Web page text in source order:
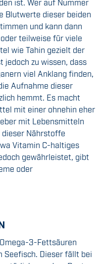
ist. Wer auf Nummer
Blutwerte dieser beiden
und kann dann
teilweise für viele
wie Tahin gezielt der
jedoch zu wissen, dass
viel Anklang finden,
Aufnahme dieser
hemmt. Es macht
mit einer ohnehin eher
mit Lebensmitteln
dieser Nährstoffe
Vitamin C-haltiges
gewährleistet, gibt
oder
3-Fettsäuren
Dieser fällt bei